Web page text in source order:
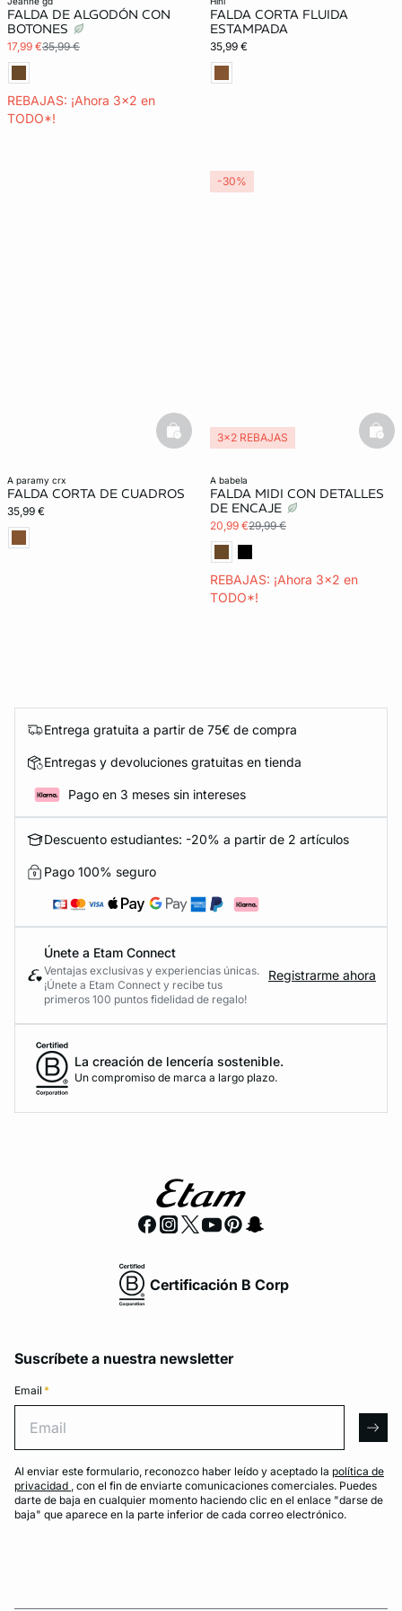
FALDA DE ALGODÓN CON
BOTONES
17,99 €35,99 €
REBAJAS: ¡Ahora 3x2 en
TODO*!
FALDA CORTA FLUIDA
ESTAMPADA
35,99 €
a paramy crx
FALDA CORTA DE CUADROS
35,99 €
basketfull
a babela
FALDA MIDI CON DETALLES
DE ENCAJE
20,99 €29,99 €
REBAJAS: ¡Ahora 3x2 en
TODO*!
3x2 REBAJAS
-30%
Entrega gratuita a partir de 75€ de compra
Entregas y devoluciones gratuitas en tienda
Pago en 3 meses sin intereses
Descuento estudiantes: -20% a partir de 2 artículos
Pago 100% seguro
Únete a Etam Connect
Ventajas exclusivas y experiencias únicas.
¡Únete a Etam Connect y recibe tus
primeros 100 puntos fidelidad de regalo!
Registrarme ahora
La creación de lencería sostenible.
Un compromiso de marca a largo plazo.
Certificación B Corp
Suscríbete a nuestra newsletter
Email *
Al enviar este formulario, reconozco haber leído y aceptado la política de
privacidad , con el fin de enviarte comunicaciones comerciales. Puedes
darte de baja en cualquier momento haciendo clic en el enlace "darse de
baja" que aparece en la parte inferior de cada correo electrónico.